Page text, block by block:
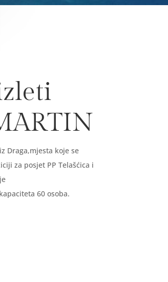
Draga,mjesta koje se
za posjet PP Telašćica i
60 osoba.